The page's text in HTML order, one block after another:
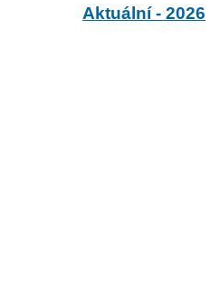
Aktuální - 2026